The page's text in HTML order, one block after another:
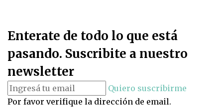
Enterate de todo lo que está
pasando. Suscribite a nuestro
newsletter
Quiero suscribirme
Por favor verifique la dirección de email.